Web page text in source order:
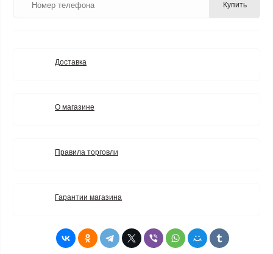
Купить
Доставка
О магазине
Правила торговли
Гарантии магазина